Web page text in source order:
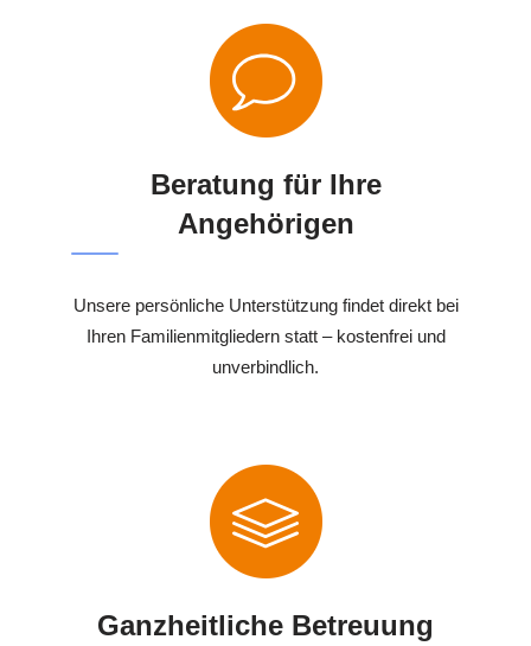
Beratung für Ihre
Angehörigen
Unsere persönliche Unterstützung findet direkt bei
Ihren Familienmitgliedern statt – kostenfrei und
unverbindlich.
Ganzheitliche Betreuung